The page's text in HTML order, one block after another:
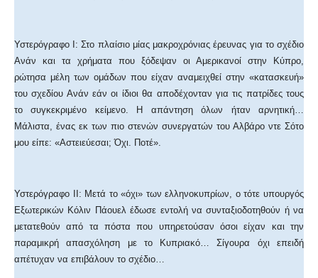
Υστερόγραφο Ι: Στο πλαίσιο μίας μακροχρόνιας έρευνας για το σχέδιο
Ανάν και τα χρήματα που ξόδεψαν οι Αμερικανοί στην Κύπρο,
ρώτησα μέλη των ομάδων που είχαν αναμειχθεί στην «κατασκευή»
του σχεδίου Ανάν εάν οι ίδιοι θα αποδέχονταν για τις πατρίδες τους
το συγκεκριμένο κείμενο. Η απάντηση όλων ήταν αρνητική…
Μάλιστα, ένας εκ των πιο στενών συνεργατών του Αλβάρο ντε Σότο
μου είπε: «Αστειεύεσαι; Όχι. Ποτέ».
Υστερόγραφο ΙΙ: Μετά το «όχι» των ελληνοκυπρίων, ο τότε υπουργός
Εξωτερικών Κόλιν Πάουελ έδωσε εντολή να συνταξιοδοτηθούν ή να
μετατεθούν από τα πόστα που υπηρετούσαν όσοι είχαν και την
παραμικρή απασχόληση με το Κυπριακό… Σίγουρα όχι επειδή
απέτυχαν να επιβάλουν το σχέδιο…